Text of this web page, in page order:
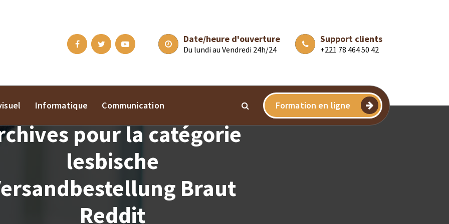
Date/heure d'ouverture
Du lundi au Vendredi 24h/24
Support clients
+221 78 464 50 42
Informatique Communication Formation en ligne
pour la catégorie
lesbische
Braut
Reddit